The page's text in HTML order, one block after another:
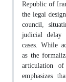
Republic of
the legal
council,
judicial delay
cases. While
as the
articulation of
emphasizes